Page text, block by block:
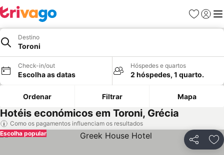
Favoritos
Iniciar
Destino
Toroni
Check-in/out
Escolha as datas
Hóspedes e quartos
2 hóspedes, 1 quarto.
Ordenar Filtrar Mapa
Hotéis económicos em Toroni, Grécia
Como os pagamentos influenciam os resultados
Partilhar
Escolha popular